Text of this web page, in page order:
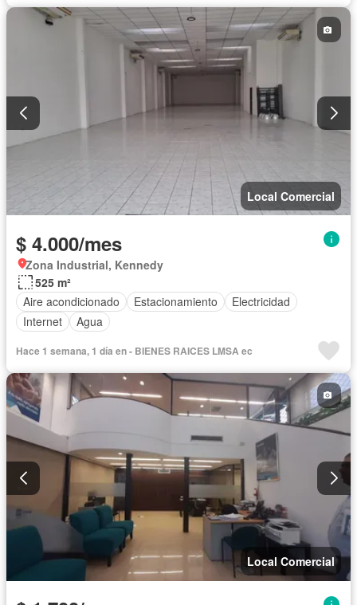
Local Comercial
$ 4.000/mes
Zona Industrial, Kennedy
525 m²
Aire acondicionado
Estacionamiento
Electricidad
Internet
Agua
Hace 1 semana, 1 día en - BIENES RAICES LMSA ec
Local Comercial